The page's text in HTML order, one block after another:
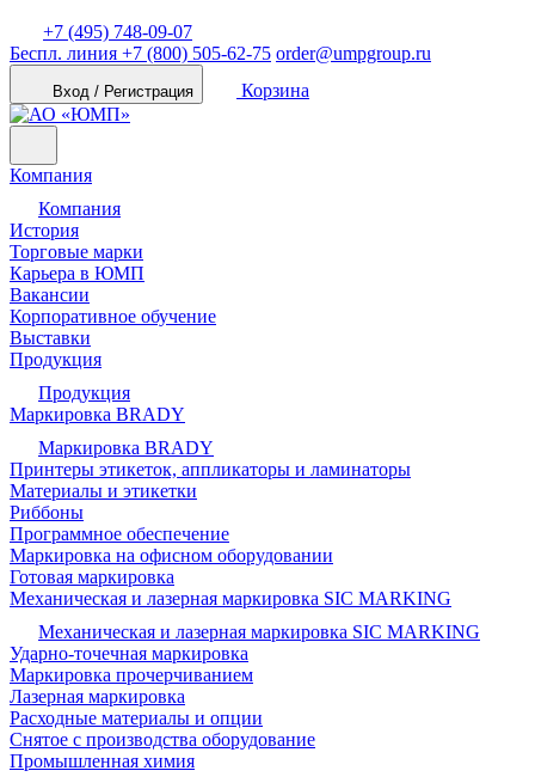
+7 (495) 748-09-07
Беспл. линия +7 (800) 505-62-75 order@umpgroup.ru
Вход / Регистрация Корзина
Компания
Компания
История
Торговые марки
Карьера в ЮМП
Вакансии
Корпоративное обучение
Выставки
Продукция
Продукция
Маркировка BRADY
Маркировка BRADY
Принтеры этикеток, аппликаторы и ламинаторы
Материалы и этикетки
Риббоны
Программное обеспечение
Маркировка на офисном оборудовании
Готовая маркировка
Механическая и лазерная маркировка SIC MARKING
Механическая и лазерная маркировка SIC MARKING
Ударно-точечная маркировка
Маркировка прочерчиванием
Лазерная маркировка
Расходные материалы и опции
Снятое с производства оборудование
Промышленная химия